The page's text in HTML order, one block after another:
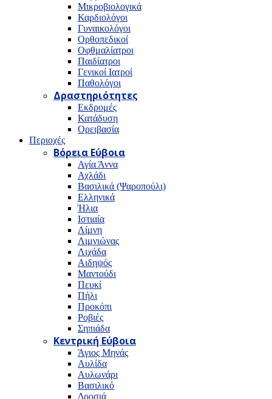
Μικροβιολογικά
Καρδιολόγοι
Γυναικολόγοι
Ορθοπεδικοί
Οφθμαλίατροι
Παιδίατροι
Γενικοί Ιατροί
Παθολόγοι
Δραστηριότητες
Εκδρομές
Κατάδυση
Ορειβασία
Περιοχές
Βόρεια Εύβοια
Αγία Άννα
Αχλάδι
Βασιλικά (Ψαροπούλι)
Ελληνικά
Ήλια
Ιστιαία
Λίμνη
Λιμνιώνας
Λιχάδα
Αιδηψός
Μαντούδι
Πευκί
Πήλι
Προκόπι
Ροβιές
Σηπιάδα
Κεντρική Εύβοια
Άγιος Μηνάς
Αυλίδα
Αυλωνάρι
Βασιλικό
Δροσιά